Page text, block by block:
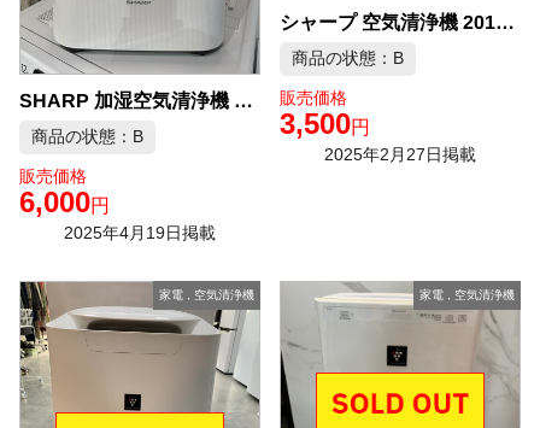
SHARP 加湿空気清浄機 KC-50TH3-W 中古品販売
商品の状態：B
販売価格
6,000円
2025年4月19日掲載
シャープ 空気清浄機 2019年製 KI-JS40-W 中古品販売
商品の状態：B
販売価格
3,500円
2025年2月27日掲載
家電, 空気清浄機 家電 , 空気清浄機